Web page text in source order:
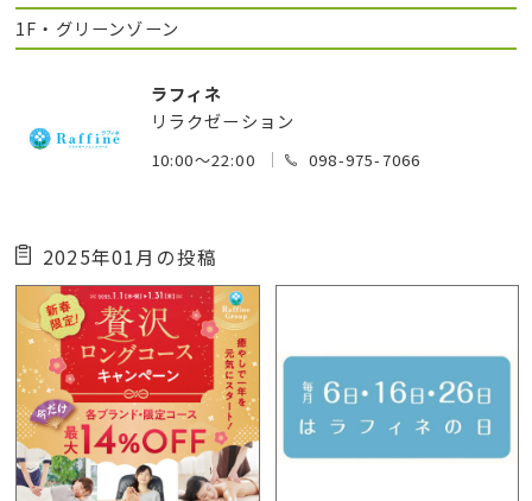
1F・グリーンゾーン
ラフィネ
リラクゼーション
10:00～22:00 098-975-7066
2025年01月の投稿